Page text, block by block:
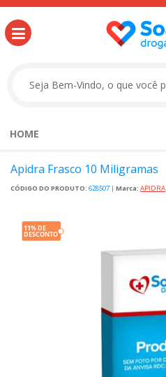
HOME
Apidra Frasco 10 Miligramas
CÓDIGO DO PRODUTO: 628507 | Marca: APIDRA